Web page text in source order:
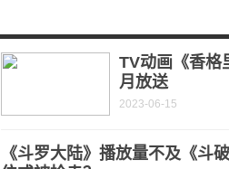
TV动画《香格
月放送
2023-06-15
《斗罗大陆》播放量不及《斗